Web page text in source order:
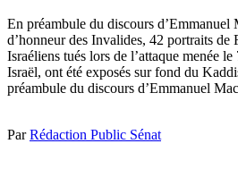
En préambule du discours d’Emmanuel
d’honneur des Invalides, 42 portraits de
Israéliens tués lors de l’attaque menée
Israël, ont été exposés sur fond du
préambule du discours d’Emmanuel
ParRédaction Public Sénat